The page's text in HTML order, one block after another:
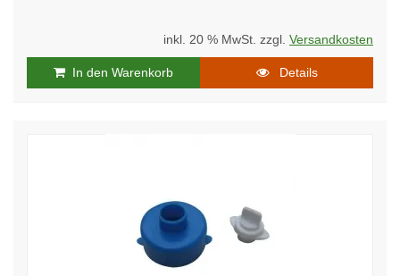
inkl. 20 % MwSt. zzgl. Versandkosten
In den Warenkorb Details